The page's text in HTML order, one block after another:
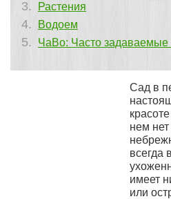
Растения
Водоем
ЧаВо: Часто задаваемые
Сад в
нем
всегда
имеет
или